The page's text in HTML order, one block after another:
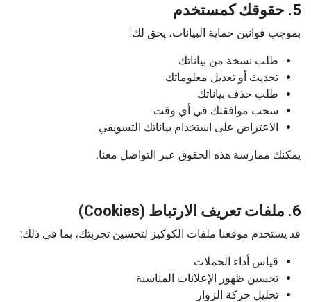
5. حقوقك كمستخدم
بموجب قوانين حماية البيانات، يحق لك:
طلب نسخة من بياناتك
تحديث أو تعديل معلوماتك
طلب حذف بياناتك
سحب موافقتك في أي وقت
الاعتراض على استخدام بياناتك التسويقي
يمكنك ممارسة هذه الحقوق عبر التواصل معنا.
6. ملفات تعريف الارتباط (Cookies)
قد يستخدم موقعنا ملفات الكوكيز لتحسين تجربتك، بما في ذلك:
قياس أداء الحملات
تحسين ظهور الإعلانات المناسبة
تحليل حركة الزوار